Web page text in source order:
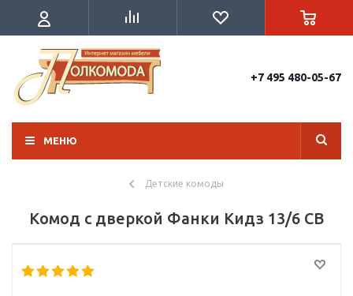
+7 495 480-05-67
МЕНЮ
Детские комоды
Комод с дверкой Фанки Кидз 13/6 СВ